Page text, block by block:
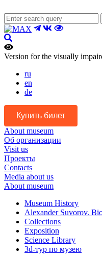
Version for the visually
ru
en
de
Купить билет
About museum
Об организации
Visit us
Проекты
Contacts
Media about us
About museum
Museum History
Alexander Suvorov.
Collections
Exposition
Science Library
3d-тур по музею